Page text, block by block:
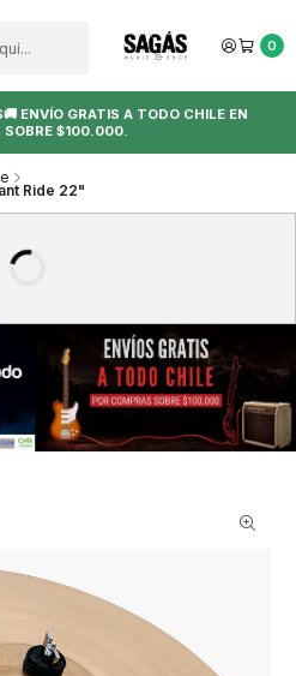
0
ENVÍO GRATIS A TODO CHILE EN
SOBRE $100.000.
Ride 22"